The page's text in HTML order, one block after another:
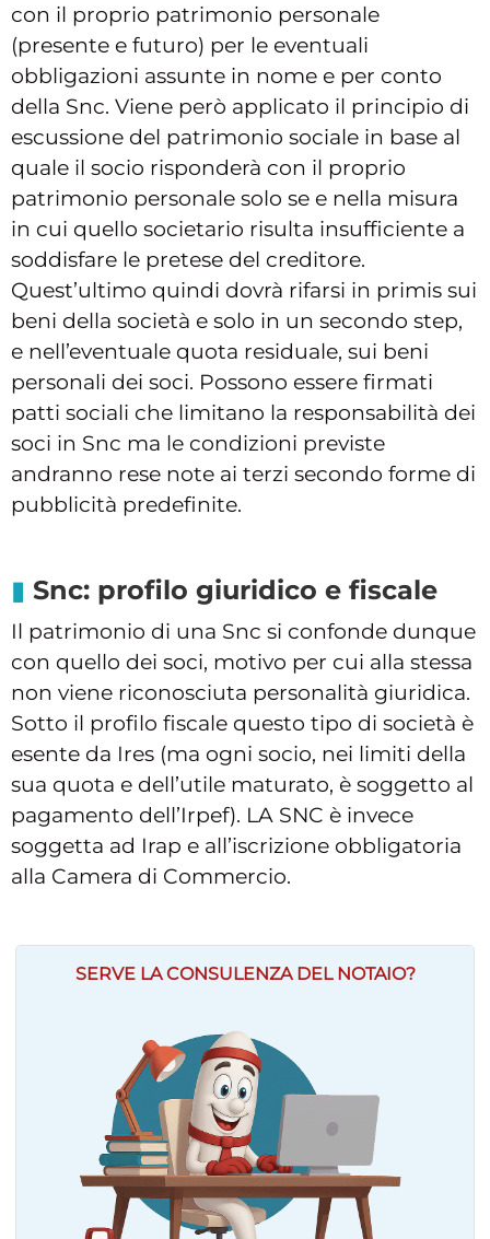
con il proprio patrimonio personale
(presente e futuro) per le eventuali
obbligazioni assunte in nome e per conto
della Snc. Viene però applicato il principio di
escussione del patrimonio sociale in base al
quale il socio risponderà con il proprio
patrimonio personale solo se e nella misura
in cui quello societario risulta insufficiente a
soddisfare le pretese del creditore.
Quest’ultimo quindi dovrà rifarsi in primis sui
beni della società e solo in un secondo step,
e nell’eventuale quota residuale, sui beni
personali dei soci. Possono essere firmati
patti sociali che limitano la responsabilità dei
soci in Snc ma le condizioni previste
andranno rese note ai terzi secondo forme di
pubblicità predefinite.
Snc: profilo giuridico e fiscale
Il patrimonio di una Snc si confonde dunque
con quello dei soci, motivo per cui alla stessa
non viene riconosciuta personalità giuridica.
Sotto il profilo fiscale questo tipo di società è
esente da Ires (ma ogni socio, nei limiti della
sua quota e dell’utile maturato, è soggetto al
pagamento dell’Irpef). LA SNC è invece
soggetta ad Irap e all’iscrizione obbligatoria
alla Camera di Commercio.
SERVE LA CONSULENZA DEL NOTAIO?